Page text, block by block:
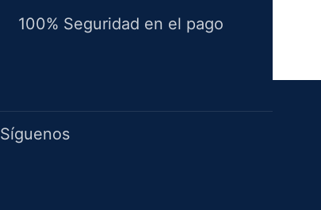
100% Seguridad en el pago
Síguenos